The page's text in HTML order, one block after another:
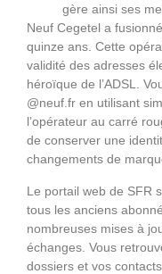
gère ainsi ses
Neuf Cegetel a
quinze ans. Cette
validité des adresses
héroïque de l’ADSL.
@neuf.fr en utilisant
l’opérateur au carré
de conserver une
changements de
Le portail web de SFR
tous les anciens
nombreuses mises à
échanges. Vous
dossiers et vos